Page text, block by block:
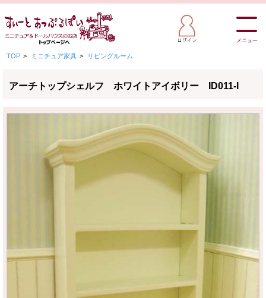
メニュー
TOP > ミニチュア家具 > リビングルーム
アーチトップシェルフ ホワイトアイボリー ID011-I